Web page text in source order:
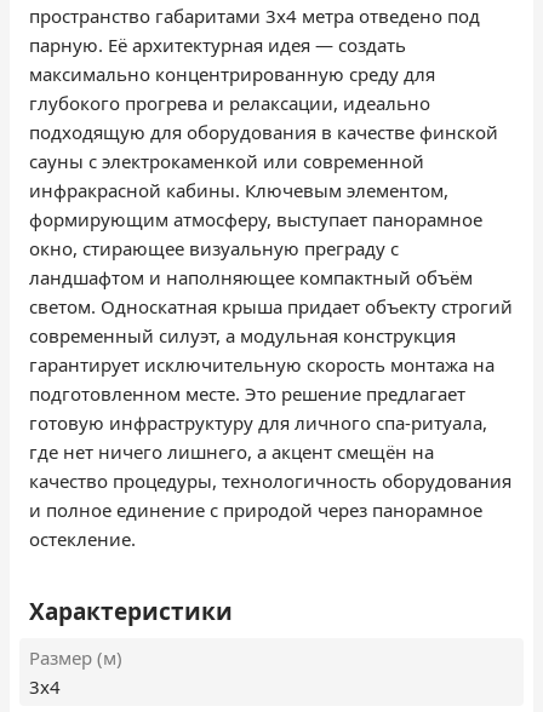
пространство габаритами 3х4 метра отведено под
парную. Её архитектурная идея — создать
максимально концентрированную среду для
глубокого прогрева и релаксации, идеально
подходящую для оборудования в качестве финской
сауны с электрокаменкой или современной
инфракрасной кабины. Ключевым элементом,
формирующим атмосферу, выступает панорамное
окно, стирающее визуальную преграду с
ландшафтом и наполняющее компактный объём
светом. Односкатная крыша придает объекту строгий
современный силуэт, а модульная конструкция
гарантирует исключительную скорость монтажа на
подготовленном месте. Это решение предлагает
готовую инфраструктуру для личного спа-ритуала,
где нет ничего лишнего, а акцент смещён на
качество процедуры, технологичность оборудования
и полное единение с природой через панорамное
остекление.
Характеристики
Размер (м)
3х4